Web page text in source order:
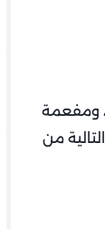
ومفعمة
من